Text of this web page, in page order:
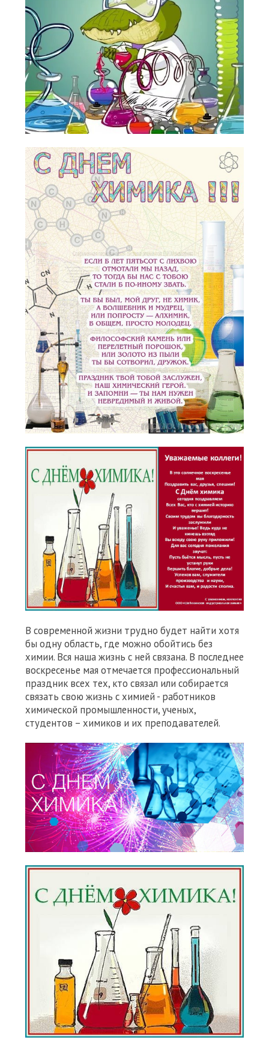
В современной жизни трудно будет найти хотя
бы одну область, где можно обойтись без
химии. Вся наша жизнь с ней связана. В последнее
воскресенье мая отмечается профессиональный
праздник всех тех, кто связал или собирается
связать свою жизнь с химией - работников
химической промышленности, ученых,
студентов – химиков и их преподавателей.